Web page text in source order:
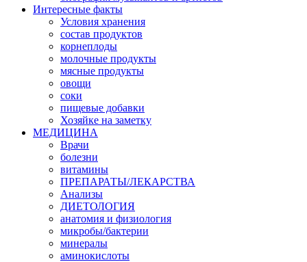
Интересные факты
Условия хранения
состав продуктов
корнеплоды
молочные продукты
мясные продукты
овощи
соки
пищевые добавки
Хозяйке на заметку
МЕДИЦИНА
Врачи
болезни
витамины
ПРЕПАРАТЫ/ЛЕКАРСТВА
Анализы
ДИЕТОЛОГИЯ
анатомия и физиология
микробы/бактерии
минералы
аминокислоты